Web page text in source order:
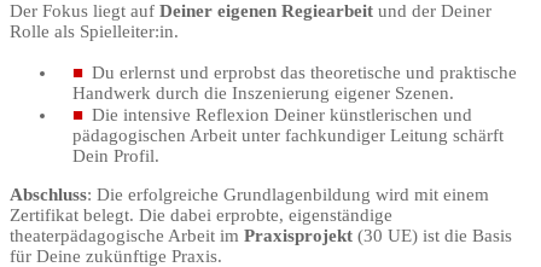
Der Fokus liegt auf Deiner eigenen Regiearbeit und der Deiner
Rolle als Spielleiter:in.
Du erlernst und erprobst das theoretische und praktische
Handwerk durch die Inszenierung eigener Szenen.
Die intensive Reflexion Deiner künstlerischen und
pädagogischen Arbeit unter fachkundiger Leitung schärft
Dein Profil.
Abschluss: Die erfolgreiche Grundlagenbildung wird mit einem
Zertifikat belegt. Die dabei erprobte, eigenständige
theaterpädagogische Arbeit im Praxisprojekt (30 UE) ist die Basis
für Deine zukünftige Praxis.